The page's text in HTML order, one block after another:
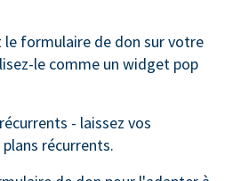
formulaire de don sur votre
le comme un widget pop
- laissez vos
récurrents.